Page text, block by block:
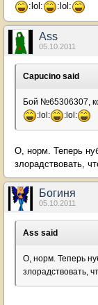
:lol:
:lol:
Ass
05.10.2011
Capucino said
Бой №65306307,
:lol:
:lol:
О, норм. Теперь
злорадствовать,
Бoгиня
05.10.2011
Ass said
О, норм. Теперь
злорадствовать,